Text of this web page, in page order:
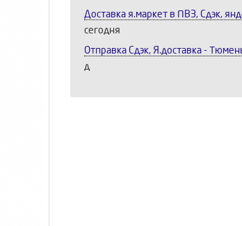
Доставка я.маркет в ПВЗ, Сдэк,
сегодня
Отправка Сдэк, Я.доставка -
д